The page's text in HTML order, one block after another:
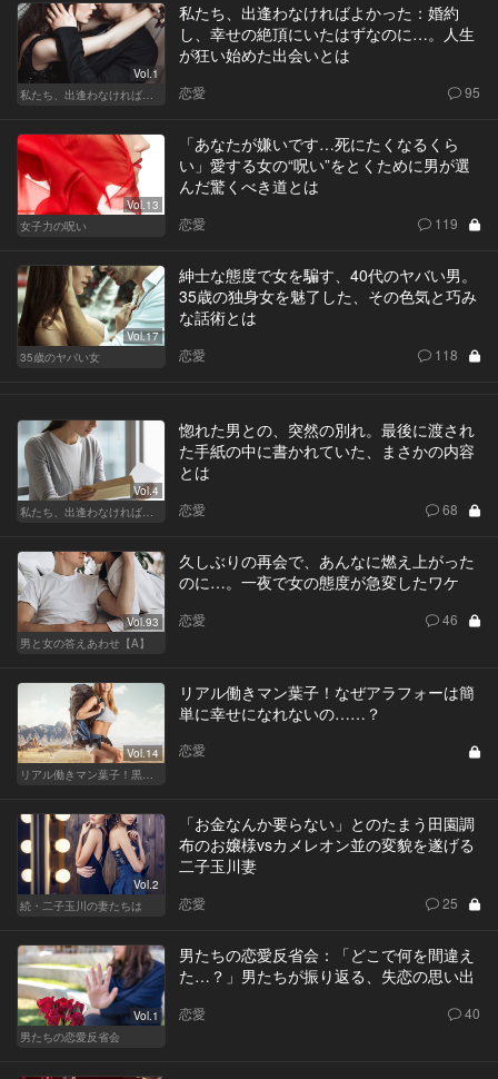
Vol.1
私たち、出逢わなければよかった
私たち、出逢わなければよかった：婚約
し、幸せの絶頂にいたはずなのに…。人生
が狂い始めた出会いとは
恋愛 95
Vol.13
女子力の呪い
「あなたが嫌いです…死にたくなるくら
い」愛する女の“呪い”をとくために男が選
んだ驚くべき道とは
恋愛 119
Vol.17
35歳のヤバい女
紳士な態度で女を騙す、40代のヤバい男。
35歳の独身女を魅了した、その色気と巧み
な話術とは
恋愛 118
Vol.4
私たち、出逢わなければよかった
惚れた男との、突然の別れ。最後に渡され
た手紙の中に書かれていた、まさかの内容
とは
恋愛 68
Vol.93
男と女の答えあわせ【A】
久しぶりの再会で、あんなに燃え上がった
のに…。一夜で女の態度が急変したワケ
恋愛 46
Vol.14
リアル働きマン葉子！黒革の編集手帳 written by 内埜さくら
リアル働きマン葉子！なぜアラフォーは簡
単に幸せになれないの……？
恋愛
Vol.2
続・二子玉川の妻たちは
「お金なんか要らない」とのたまう田園調
布のお嬢様vsカメレオン並の変貌を遂げる
二子玉川妻
恋愛 25
Vol.1
男たちの恋愛反省会
男たちの恋愛反省会：「どこで何を間違え
た…？」男たちが振り返る、失恋の思い出
恋愛 40